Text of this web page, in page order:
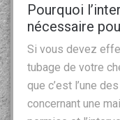
Pourquoi
nécessaire
Si vous devez
tubage de votre
que c’est l’une
concernant une